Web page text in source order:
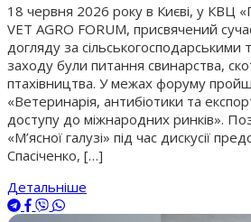
18 червня 2026 року в Києві, у КВЦ
VET AGRO FORUM, присвячений
догляду за сільськогосподарськими
заходу були питання свинарства,
птахівництва. У межах форуму
«Ветеринарія, антибіотики та
доступу до міжнародних ринків».
«М’ясної галузі» під час дискусії
Спасіченко, […]
Детальніше